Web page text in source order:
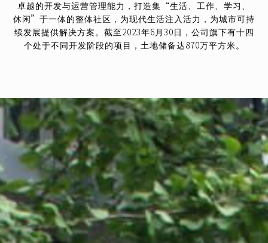
卓越的开发与运营管理能力，打造集“生活、工作、学习、
休闲”于一体的整体社区，为现代生活注入活力，为城市可持
续发展提供解决方案。截至2023年6月30日，公司旗下有十四
个处于不同开发阶段的项目，土地储备达870万平方米。